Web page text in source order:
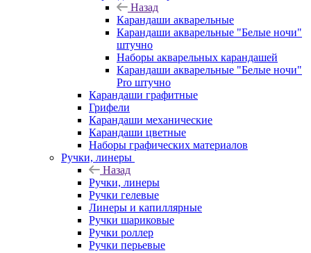
Назад
Карандаши акварельные
Карандаши акварельные "Белые ночи"
штучно
Наборы акварельных карандашей
Карандаши акварельные "Белые ночи"
Pro штучно
Карандаши графитные
Грифели
Карандаши механические
Карандаши цветные
Наборы графических материалов
Ручки, линеры
Назад
Ручки, линеры
Ручки гелевые
Линеры и капиллярные
Ручки шариковые
Ручки роллер
Ручки перьевые